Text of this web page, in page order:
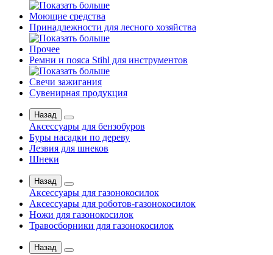
Моющие средства
Принадлежности для лесного хозяйства
Прочее
Ремни и пояса Stihl для инструментов
Свечи зажигания
Сувенирная продукция
Назад
Аксессуары для бензобуров
Буры насадки по дереву
Лезвия для шнеков
Шнеки
Назад
Аксессуары для газонокосилок
Аксессуары для роботов-газонокосилок
Ножи для газонокосилок
Травосборники для газонокосилок
Назад